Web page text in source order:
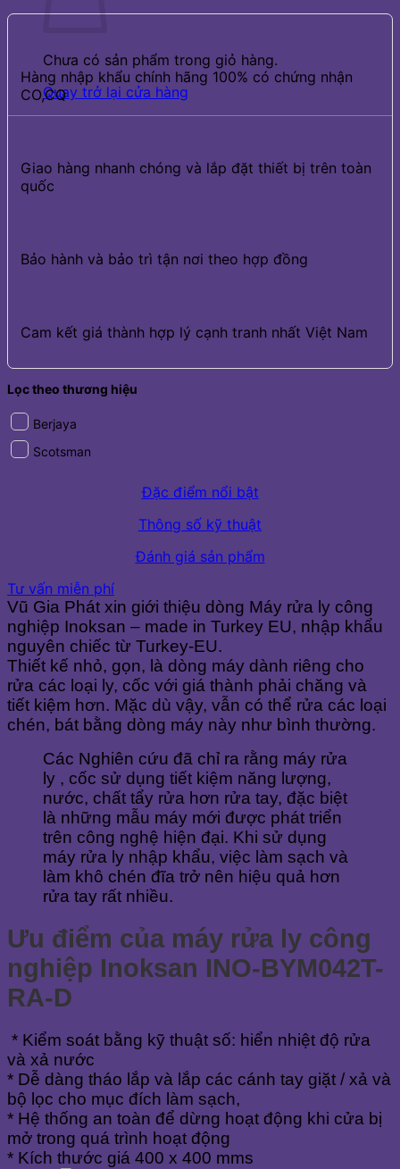
Chưa có sản phẩm trong giỏ hàng.
Quay trở lại cửa hàng
Hàng nhập khẩu chính hãng 100% có chứng nhận
CO,CQ
Giao hàng nhanh chóng và lắp đặt thiết bị trên toàn
quốc
Bảo hành và bảo trì tận nơi theo hợp đồng
Cam kết giá thành hợp lý cạnh tranh nhất Việt Nam
Lọc theo thương hiệu
Berjaya
Scotsman
Đặc điểm nổi bật
Thông số kỹ thuật
Đánh giá sản phẩm
Tư vấn miễn phí
Vũ Gia Phát xin giới thiệu dòng Máy rửa ly công
nghiệp Inoksan – made in Turkey EU, nhập khẩu
nguyên chiếc từ Turkey-EU.
Thiết kế nhỏ, gọn, là dòng máy dành riêng cho
rửa các loại ly, cốc với giá thành phải chăng và
tiết kiệm hơn. Mặc dù vậy, vẫn có thể rửa các loại
chén, bát bằng dòng máy này như bình thường.
Các Nghiên cứu đã chỉ ra rằng máy rửa
ly , cốc sử dụng tiết kiệm năng lượng,
nước, chất tẩy rửa hơn rửa tay, đặc biệt
là những mẫu máy mới được phát triển
trên công nghệ hiện đại. Khi sử dụng
máy rửa ly nhập khẩu, việc làm sạch và
làm khô chén đĩa trở nên hiệu quả hơn
rửa tay rất nhiều.
Ưu điểm của máy rửa ly công
nghiệp Inoksan INO-BYM042T-
RA-D
* Kiểm soát bằng kỹ thuật số: hiển nhiệt độ rửa
và xả nước
* Dễ dàng tháo lắp và lắp các cánh tay giặt / xả và
bộ lọc cho mục đích làm sạch,
* Hệ thống an toàn để dừng hoạt động khi cửa bị
mở trong quá trình hoạt động
* Kích thước giá 400 x 400 mms